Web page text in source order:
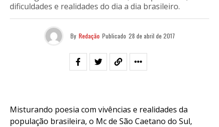
dificuldades e realidades do dia a dia brasileiro.
By Redação Publicado 28 de abril de 2017
Misturando poesia com vivências e realidades da
população brasileira, o Mc de São Caetano do Sul,